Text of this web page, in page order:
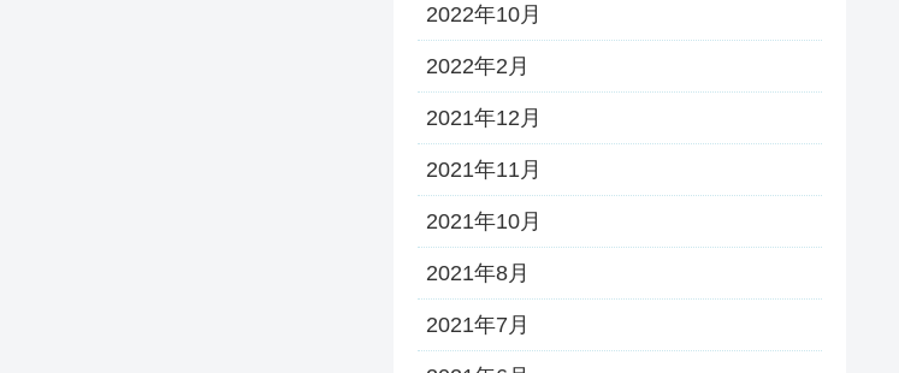
2022年10月
2022年2月
2021年12月
2021年11月
2021年10月
2021年8月
2021年7月